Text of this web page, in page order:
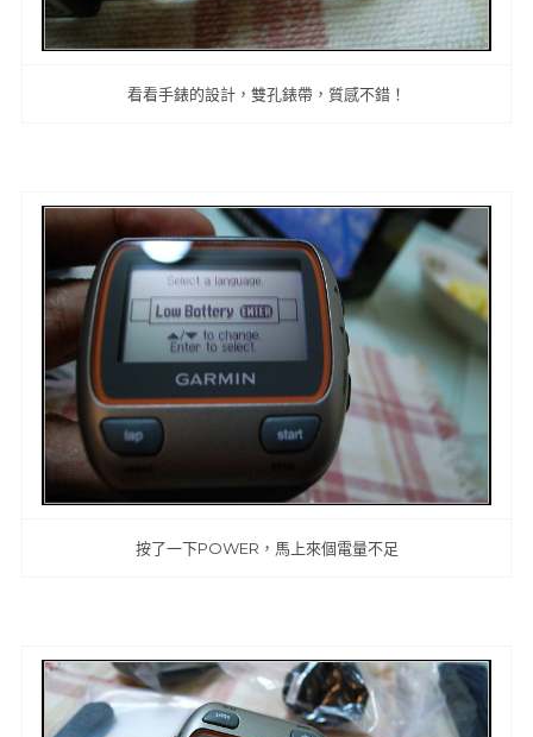
看看手錶的設計，雙孔錶帶，質感不錯！
按了一下POWER，馬上來個電量不足